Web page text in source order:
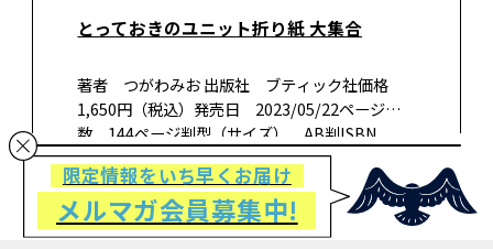
とっておきのユニット折り紙 大集合
著者 つがわみお 出版社 ブティック社価格
1,650円（税込）発売日 2023/05/22ページ
数 144ページ判型（サイズ） AB判ISBN
978-4-8347-8407-7 書籍紹介同じパーツを複数
組み合わせることで、立体の作品が作…
限定情報をいち早くお届け
メルマガ会員募集中!